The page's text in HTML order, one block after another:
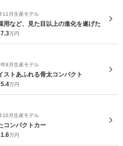
11月生産モデル
用など、見た目以上の進化を遂げた
万円
8月生産モデル
ストあふれる骨太コンパクト
万円
10月生産モデル
コンパクトカー
万円